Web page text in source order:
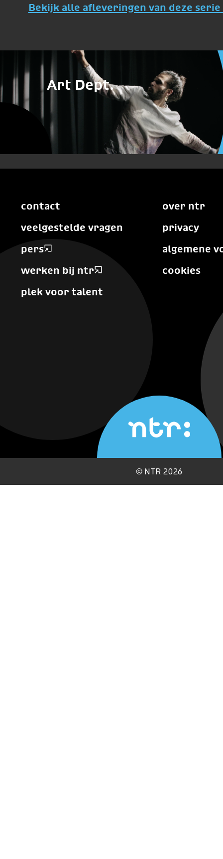
Bekijk alle afleveringen van deze
Art Dept.
contact
veelgestelde vragen
pers
werken bij ntr
plek voor talent
over ntr
privacy
algemene
cookies
© NTR 2026